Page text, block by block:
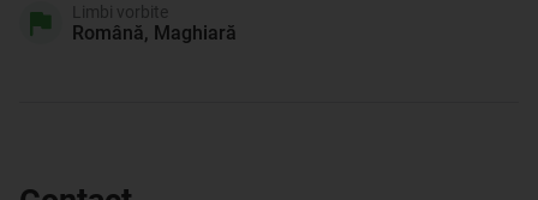
Română, Maghiară
Limbi vorbite